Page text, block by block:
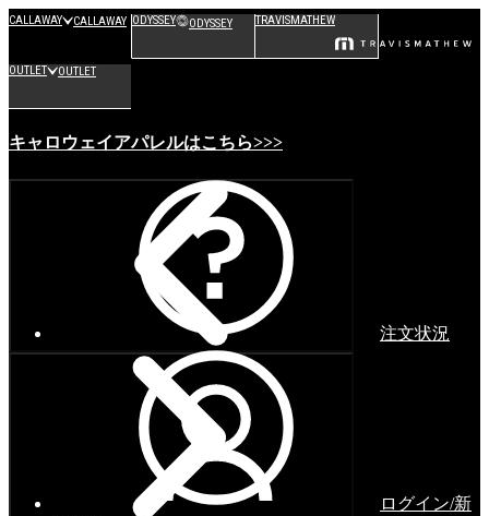
CALLAWAY CALLAWAY ODYSSEY ODYSSEY TRAVISMATHEW
OUTLET OUTLET
キャロウェイアパレルはこちら>>>
注文状況
ログイン/新